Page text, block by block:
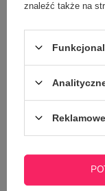
Kubek z nadrukiem -
Dziadek pod Słońcem
znaleźć także na